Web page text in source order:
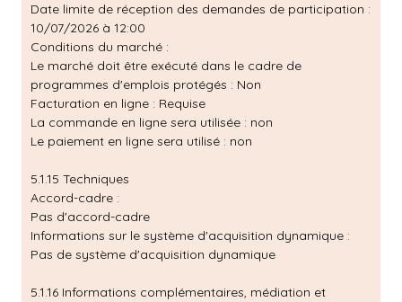
Date limite de réception des demandes de participation :
10/07/2026 à 12:00
Conditions du marché :
Le marché doit être exécuté dans le cadre de
programmes d'emplois protégés : Non
Facturation en ligne : Requise
La commande en ligne sera utilisée : non
Le paiement en ligne sera utilisé : non
5.1.15 Techniques
Accord-cadre :
Pas d'accord-cadre
Informations sur le système d'acquisition dynamique :
Pas de système d'acquisition dynamique
5.1.16 Informations complémentaires, médiation et